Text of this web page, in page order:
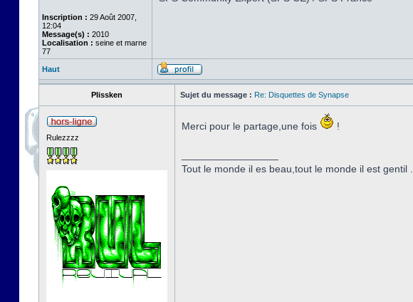
Inscription : 29 Août 2007,
12:04
Message(s) : 2010
Localisation : seine et marne
77
Haut
Plissken Sujet du message : Re: Disquettes de Synapse
Rulezzzz
Merci pour le partage,une fois !
Tout le monde il es beau,tout le monde il est gentil .